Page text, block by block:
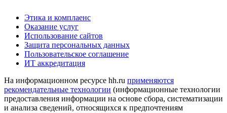
Этика и комплаенс
Оказание услуг
Использование сайтов
Защита персональных данных
Пользовательское соглашение
ИТ аккредитация
На информационном ресурсе hh.ru применяются
рекомендательные технологии (информационные технологии
предоставления информации на основе сбора, систематизации
и анализа сведений, относящихся к предпочтениям